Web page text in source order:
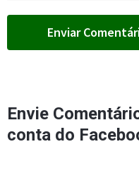
Envie
conta do